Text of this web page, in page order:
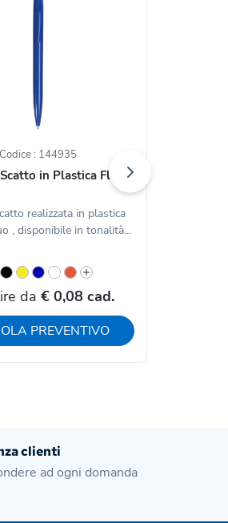
Codice : 144935
in Plastica Fluo
realizzata in plastica
, disponibile in tonalità...
da € 0,08 cad.
PREVENTIVO
clienti
ad ogni domanda